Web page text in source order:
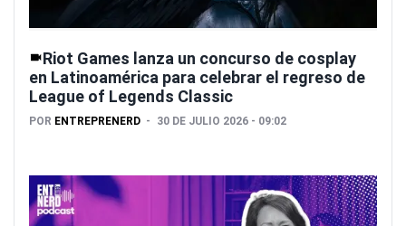
Riot Games lanza un concurso de cosplay
en Latinoamérica para celebrar el regreso de
League of Legends Classic
POR ENTREPRENERD 30 DE JULIO 2026 - 09:02